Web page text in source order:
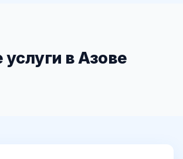
в Азове